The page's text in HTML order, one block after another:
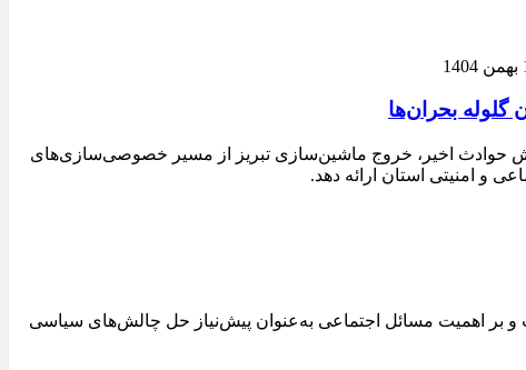
۲۲۰ واحد تولیدی راکد، تثبیت اشتغال ۱۰ هزار نفر، مدیریت بدون تنش حوادث اخیر، خروج ماشین‌سازی تبریز از مسیر خصوصی‌سازی‌های
و امنیتی استان ارائه دهد.
و بر اهمیت مسائل اجتماعی به‌عنوان پیش‌نیاز حل چالش‌های سیاسی